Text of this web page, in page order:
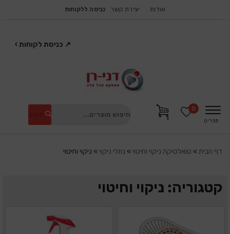
אודות יצירת קשר כניסה ללקוחות
↗ כניסת לקוחות ›
תפריט
0
דף הבית» טואלטיקה ניקוי וחיטוי » נוזלי ניקוי » ניקוי וחיטוי
קטגוריה: ניקוי וחיטוי